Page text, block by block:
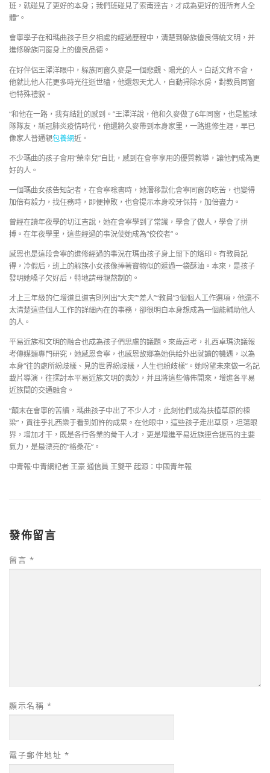
班，就碰見了更好的本身；我們班碰見了索南達吉，才成為更好的班所有人全
體”。
會寧學子在和瑪曲孩子旦夕相處的經過歷程中，清楚到躲族優良傳統文明，并
進修躲族同窗身上的優良品德。
在好伴侶王澤洋眼中，躲族同窗久麥是一個悲觀、陽光的人。白話文背不會，
他就比他人花更多時光往逝世磕，他還怨天尤人，自動掃除水房，對教員同窗
也特殊禮貌。
“和他在一路，我有結壯的感到。”王澤洋說，他和久麥做了6年同窗，也是籃球
隊隊友，新冠肺炎疫情時代，他還將久麥帶到本身家里，一路進修生涯，早已
像家人普通親包養網近。
不少瑪曲的孩子會用“榮幸兒”自比，感到在會寧享用的優質教導，讓他們成為更
好的人。
一個瑪曲女孩告知記者，在會寧唸書時，她潛移默化會寧同窗的吃苦，也變得
加倍有毅力，找任務時，即便掉敗，也會提示本身咬牙保持，加倍盡力。
曾經在讀年夜學的切江吉說，她在會寧學到了常識，學會了做人，學會了拼
搏。在年夜學里，這些經過的事況使她成為“佼佼者”。
感恩也是這段會寧的進修經過的事況在瑪曲孩子身上留下的烙印。有教員記
得，冷假后，班上的躲族小女孩像捧著寶物似的遞過一袋酥油。本來，是孩子
發明她嗓子欠好后，特地請母親熬制的。
才上三年級的仁增道旦道吉則列出“大夫”“差人”“教員”3個個人工作選項，他還不
太清楚這些個人工作的詳細內在的事務，卻很明白本身想成為一個能輔助他人
的人。
平易近族和文明的融合也成為孩子們思慮的議題。來歲高考，扎西卓瑪決議報
考傳媒類專門研究，她感恩會寧，也感恩故鄉為她供給外出就讀的機遇，以為
本身“往的處所紛歧樣、見的世界紛歧樣，人生也紛歧樣”。她盼望未來做一名記
載片導演，往探討本平易近族文明的奧妙，并且將這些傳佈開來，增進各平易
近族間的交通融會。
“顛末在會寧的苦讀，瑪曲孩子中出了不少人才，此刻他們成為扶植草原的棟
梁”，貢往乎扎西樂于看到如許的成果。在他眼中，這些孩子走出草原，坦蕩眼
界，增加才干，既是各行各業的骨干人才，更是增進平易近族連合提高的主要
氣力，是最漂亮的“格桑花”。
中青報·中青網記者 王豪 通信員 王雙平 起源：中國青年報
發佈留言
留言 *
顯示名稱 *
電子郵件地址 *